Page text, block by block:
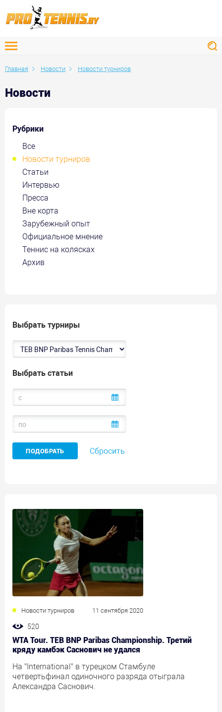
Главная Новости Новости турниров
Новости
Рубрики
Все
Новости турниров
Статьи
Интервью
Пресса
Вне корта
Зарубежный опыт
Официальное мнение
Теннис на колясках
Архив
Выбрать турниры
Выбрать статьи
Сбросить
Новости турниров 11 сентября 2020
520
WTA Tour. TEB BNP Paribas Championship. Третий
кряду камбэк Саснович не удался
На "International" в турецком Стамбуле
четвертьфинал одиночного разряда отыграла
Александра Саснович.